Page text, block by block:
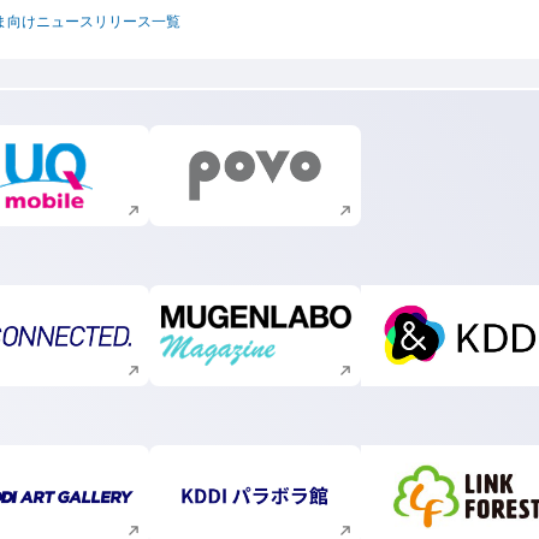
向けニュースリリース一覧
新規ウィンドウで開く 新規ウィンドウで開く
新規ウィンドウで開く 新規ウィンドウで開く 新規ウィ
新規ウィンドウで開く 新規ウィンドウで開く 新規ウィ